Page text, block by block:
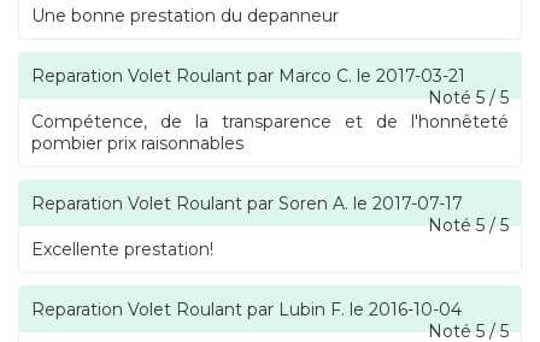
Une bonne prestation du depanneur
Reparation Volet Roulant par Marco C. le 2017-03-21
Noté5/5
Compétence, de la transparence et de l'honnêteté
pombier prix raisonnables
Reparation Volet Roulant par Soren A. le 2017-07-17
Noté5/5
Excellente prestation!
Reparation Volet Roulant par Lubin F. le 2016-10-04
Noté5/5